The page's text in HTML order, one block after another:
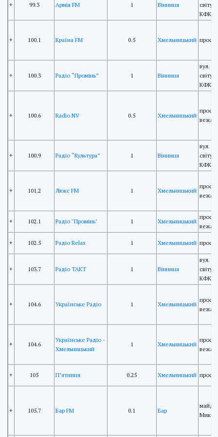
+ 99.3 Армія FM 1 Вінниця
світу
+ 100.1 Країна FM 0.5 Хмельницький
+ 100.3 Радіо “Промінь” 1 Вінниця
вул.
світу
+ 100.6 Radio NV 0.5 Хмельницький
вежа
+ 100.9 Радіо “Культура” 1 Вінниця
вул.
світу
+ 101.2 Люкс FM 1 Хмельницький
вежа
+ 102.1 Радіо "Промінь" 1 Хмельницький
вежа
+ 102.5 Радіо Relax 1 Хмельницький
+ 103.7 Радіо ТАКТ 1 Вінниця
вул.
світу
+ 104.6 Українське Радіо 1 Хмельницький
вежа
+ 104.6
Українське Радіо -
Хмельницький
1 Хмельницький
вежа
+ 105 П’ятниця 0.25 Хмельницький
+ 105.7 Бар FM 0.1 Бар